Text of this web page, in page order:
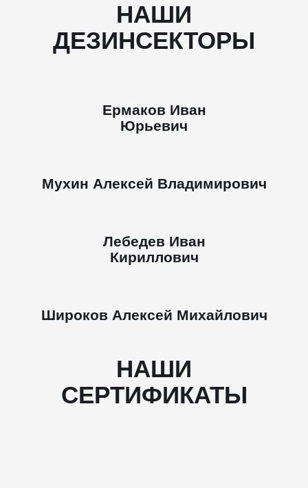
НАШИ
ДЕЗИНСЕКТОРЫ
Ермаков Иван
Юрьевич
Мухин Алексей Владимирович
Лебедев Иван
Кириллович
Широков Алексей Михайлович
НАШИ
СЕРТИФИКАТЫ